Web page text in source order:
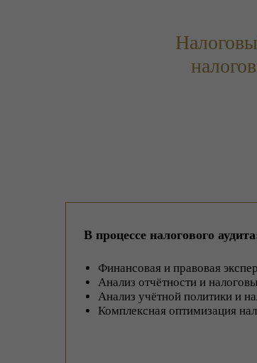
В процессе налогового
Финансовая и правовая
Анализ отчётности и
Анализ учётной политики и
Комплексная оптимизация